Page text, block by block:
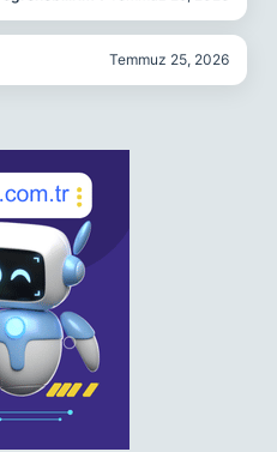
Temmuz 25, 2026